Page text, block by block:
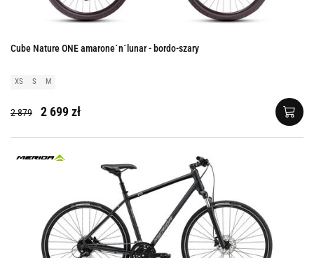
Cube Nature ONE amarone´n´lunar - bordo-szary
XS S M
2 879 2 699 zł